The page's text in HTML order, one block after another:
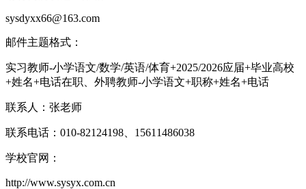
sysdyxx66@163.com
邮件主题格式：
实习教师-小学语文/数学/英语/体育+2025/2026应届+毕业高校
+姓名+电话在职、外聘教师-小学语文+职称+姓名+电话
联系人：张老师
联系电话：010-82124198、15611486038
学校官网：
http://www.sysyx.com.cn